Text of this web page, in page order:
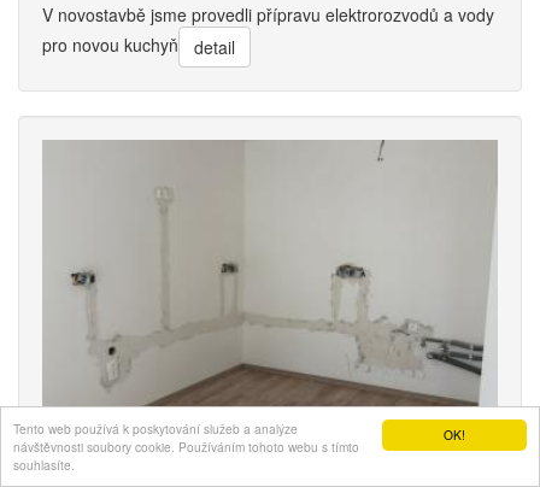
OK!
Tento web používá k poskytování služeb a analýze
návštěvnosti soubory cookie. Používáním tohoto webu s tímto
souhlasíte.
V novostavbě jsme provedli přípravu elektrorozvodů a vody
pro novou kuchyň
detail
Příprava elektroinstalace a přívodů vody a